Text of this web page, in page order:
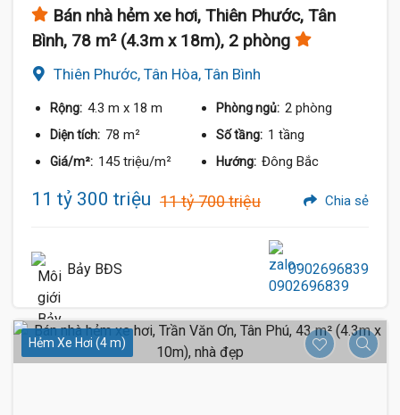
Bán nhà hẻm xe hơi, Thiên Phước, Tân
Bình, 78 m² (4.3m x 18m), 2 phòng
Thiên Phước, Tân Hòa, Tân Bình
Rộng: 4.3 m x 18 m Phòng ngủ: 2 phòng
Diện tích: 78 m² Số tầng: 1 tầng
Giá/m²: 145 triệu/m² Hướng: Đông Bắc
11 tỷ 300 triệu 11 tỷ 700 triệu Chia sẻ
Bảy BĐS 0902696839
Hẻm Xe Hơi (4 m)